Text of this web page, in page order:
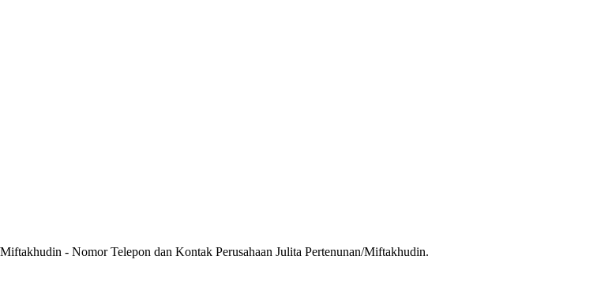
- Nomor Telepon dan Kontak Perusahaan Julita Pertenunan/Miftakhudin.